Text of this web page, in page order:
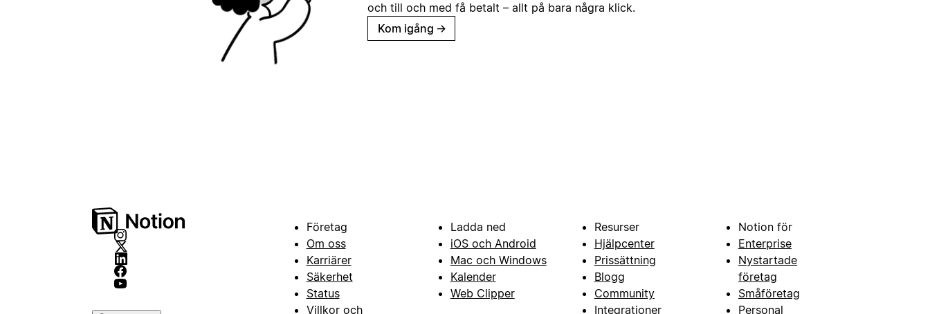
och till och med få betalt – allt på bara några klick.
Kom igång →
Företag
Om oss
Karriärer
Säkerhet
Status
Villkor och
Ladda ned
iOS och Android
Mac och Windows
Kalender
Web Clipper
Resurser
Hjälpcenter
Prissättning
Blogg
Community
Integrationer
Notion för
Enterprise
Nystartade
företag
Småföretag
Personal